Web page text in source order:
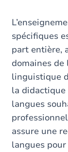
here
spécifiques
part entière,
domaines
linguistique
la didactique
langues
assure une
langues